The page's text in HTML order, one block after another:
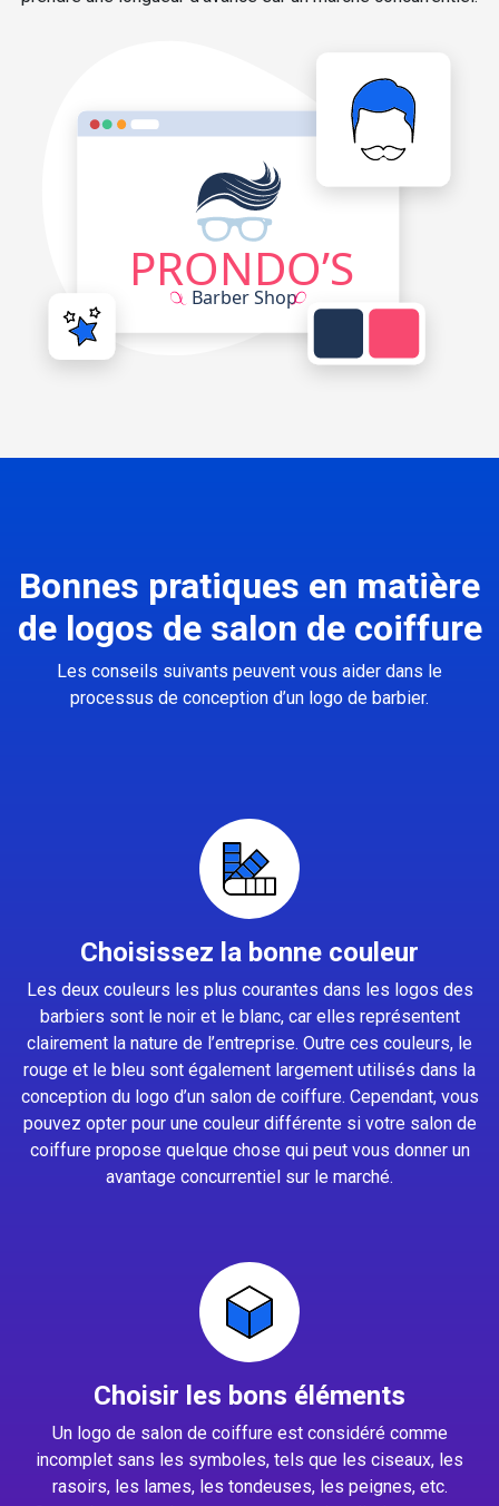
Bonnes pratiques en matière
de logos de salon de coiffure
Les conseils suivants peuvent vous aider dans le
processus de conception d’un logo de barbier.
Choisissez la bonne couleur
Les deux couleurs les plus courantes dans les logos des
barbiers sont le noir et le blanc, car elles représentent
clairement la nature de l’entreprise. Outre ces couleurs, le
rouge et le bleu sont également largement utilisés dans la
conception du logo d’un salon de coiffure. Cependant, vous
pouvez opter pour une couleur différente si votre salon de
coiffure propose quelque chose qui peut vous donner un
avantage concurrentiel sur le marché.
Choisir les bons éléments
Un logo de salon de coiffure est considéré comme
incomplet sans les symboles, tels que les ciseaux, les
rasoirs, les lames, les tondeuses, les peignes, etc.